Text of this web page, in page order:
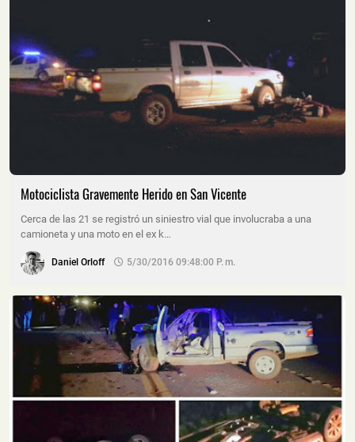
Motociclista Gravemente Herido en San Vicente
Cerca de las 21 se registró un siniestro vial que involucraba a una
camioneta y una moto en el ex k…
Daniel Orloff 5/30/2016 09:48:00 P. M.